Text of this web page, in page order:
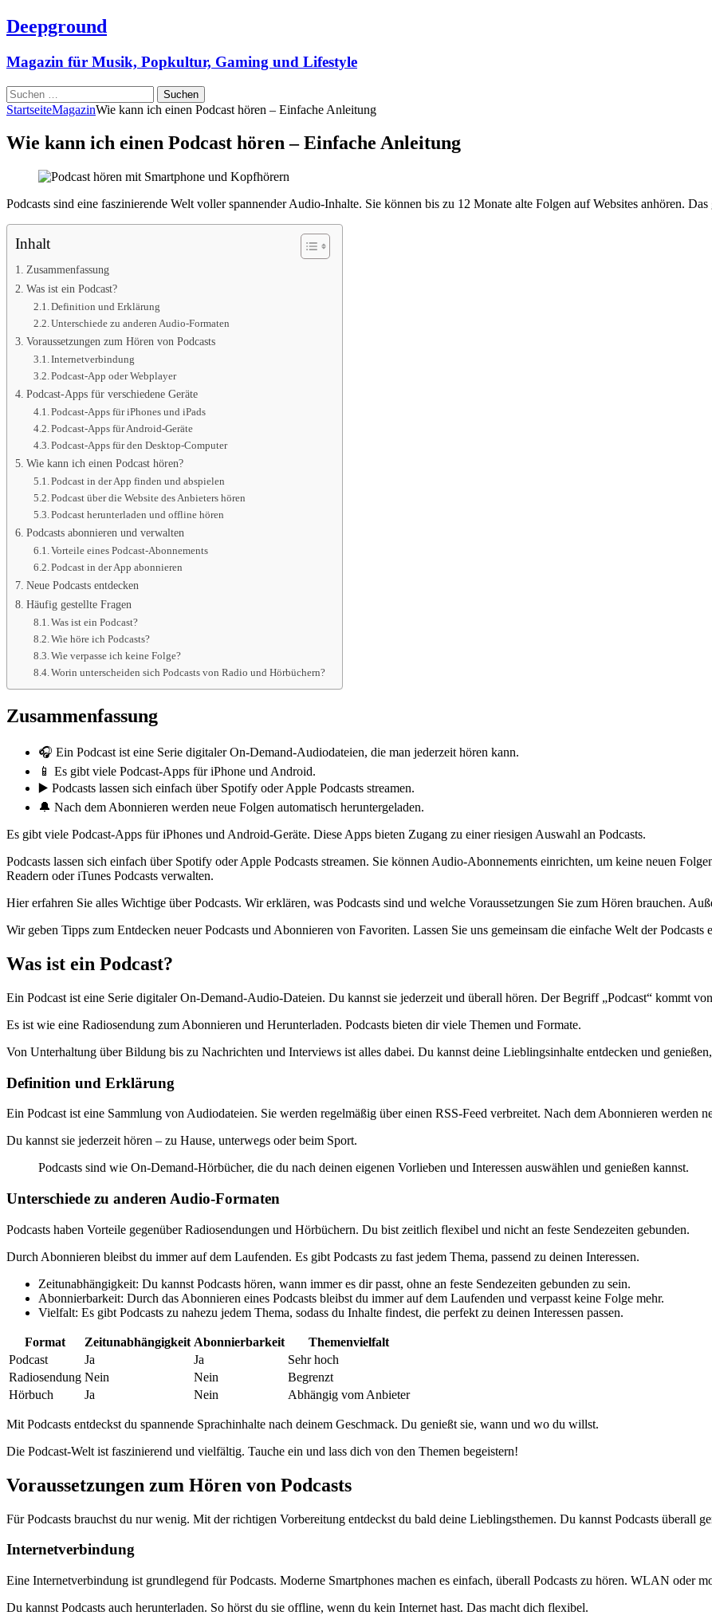
Deepground
Magazin für Musik, Popkultur, Gaming und Lifestyle
Suchen
nach:
StartseiteMagazinWie kann ich einen Podcast hören – Einfache Anleitung
Wie kann ich einen Podcast hören – Einfache Anleitung
Podcasts sind eine faszinierende Welt voller spannender Audio-Inhalte. Sie können bis zu 12 Monate alte Folgen auf Websites anhören.
Inhalt
Zusammenfassung
Was ist ein Podcast?
Definition und Erklärung
Unterschiede zu anderen Audio-Formaten
Voraussetzungen zum Hören von Podcasts
Internetverbindung
Podcast-App oder Webplayer
Podcast-Apps für verschiedene Geräte
Podcast-Apps für iPhones und iPads
Podcast-Apps für Android-Geräte
Podcast-Apps für den Desktop-Computer
Wie kann ich einen Podcast hören?
Podcast in der App finden und abspielen
Podcast über die Website des Anbieters hören
Podcast herunterladen und offline hören
Podcasts abonnieren und verwalten
Vorteile eines Podcast-Abonnements
Podcast in der App abonnieren
Neue Podcasts entdecken
Häufig gestellte Fragen
Was ist ein Podcast?
Wie höre ich Podcasts?
Wie verpasse ich keine Folge?
Worin unterscheiden sich Podcasts von Radio und Hörbüchern?
Zusammenfassung
🎧 Ein Podcast ist eine Serie digitaler On-Demand-Audiodateien, die man jederzeit hören kann.
📱 Es gibt viele Podcast-Apps für iPhone und Android.
▶️ Podcasts lassen sich einfach über Spotify oder Apple Podcasts streamen.
🔔 Nach dem Abonnieren werden neue Folgen automatisch heruntergeladen.
Es gibt viele Podcast-Apps für iPhones und Android-Geräte. Diese Apps bieten Zugang zu einer riesigen Auswahl an Podcasts.
Podcasts lassen sich einfach über Spotify oder Apple Podcasts streamen. Sie können Audio-Abonnements einrichten, um keine neuen
Readern oder iTunes Podcasts verwalten.
Hier erfahren Sie alles Wichtige über Podcasts. Wir erklären, was Podcasts sind und welche Voraussetzungen Sie zum Hören brauchen.
Wir geben Tipps zum Entdecken neuer Podcasts und Abonnieren von Favoriten. Lassen Sie uns gemeinsam die einfache Welt der Podcasts
Was ist ein Podcast?
Ein Podcast ist eine Serie digitaler On-Demand-Audio-Dateien. Du kannst sie jederzeit und überall hören. Der Begriff „Podcast“ kommt
Es ist wie eine Radiosendung zum Abonnieren und Herunterladen. Podcasts bieten dir viele Themen und Formate.
Von Unterhaltung über Bildung bis zu Nachrichten und Interviews ist alles dabei. Du kannst deine Lieblingsinhalte entdecken und
Definition und Erklärung
Ein Podcast ist eine Sammlung von Audiodateien. Sie werden regelmäßig über einen RSS-Feed verbreitet. Nach dem Abonnieren werden
Du kannst sie jederzeit hören – zu Hause, unterwegs oder beim Sport.
Podcasts sind wie On-Demand-Hörbücher, die du nach deinen eigenen Vorlieben und Interessen auswählen und genießen kannst.
Unterschiede zu anderen Audio-Formaten
Podcasts haben Vorteile gegenüber Radiosendungen und Hörbüchern. Du bist zeitlich flexibel und nicht an feste Sendezeiten gebunden.
Durch Abonnieren bleibst du immer auf dem Laufenden. Es gibt Podcasts zu fast jedem Thema, passend zu deinen Interessen.
Zeitunabhängigkeit: Du kannst Podcasts hören, wann immer es dir passt, ohne an feste Sendezeiten gebunden zu sein.
Abonnierbarkeit: Durch das Abonnieren eines Podcasts bleibst du immer auf dem Laufenden und verpasst keine Folge mehr.
Vielfalt: Es gibt Podcasts zu nahezu jedem Thema, sodass du Inhalte findest, die perfekt zu deinen Interessen passen.
Format Zeitunabhängigkeit Abonnierbarkeit
Themenvielfalt
Podcast
Ja Ja
Sehr hoch
Radiosendung Nein Nein
Begrenzt
Hörbuch
Ja Nein Abhängig vom Anbieter
Mit Podcasts entdeckst du spannende Sprachinhalte nach deinem Geschmack. Du genießt sie, wann und wo du willst.
Die Podcast-Welt ist faszinierend und vielfältig. Tauche ein und lass dich von den Themen begeistern!
Voraussetzungen zum Hören von Podcasts
Für Podcasts brauchst du nur wenig. Mit der richtigen Vorbereitung entdeckst du bald deine Lieblingsthemen. Du kannst Podcasts überall
Internetverbindung
Eine Internetverbindung ist grundlegend für Podcasts. Moderne Smartphones machen es einfach, überall Podcasts zu hören. WLAN oder
Du kannst Podcasts auch herunterladen. So hörst du sie offline, wenn du kein Internet hast. Das macht dich flexibel.